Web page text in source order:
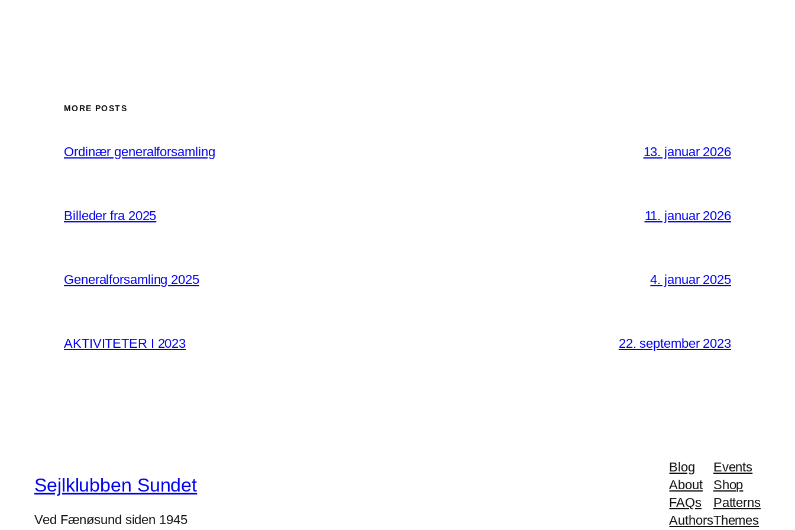
MORE POSTS
Ordinær generalforsamling 13. januar 2026
Billeder fra 2025 11. januar 2026
Generalforsamling 2025 4. januar 2025
AKTIVITETER I 2023 22. september 2023
Sejlklubben Sundet
Ved Fænøsund siden 1945
Blog
About
FAQs
Authors
Events
Shop
Patterns
Themes